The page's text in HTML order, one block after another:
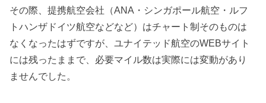
その際、提携航空会社（ANA・シンガポール航空・ルフ
トハンザドイツ航空などなど）はチャート制そのものは
なくなったはずですが、ユナイテッド航空のWEBサイト
には残ったままで、必要マイル数は実際には変動があり
ませんでした。